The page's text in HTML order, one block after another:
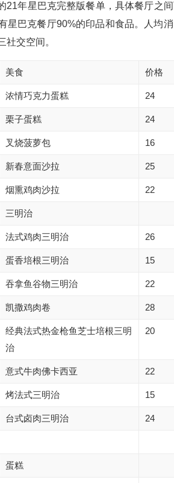
21年星巴克完整版餐单，具体餐厅之
星巴克餐厅90%的印品和食品。人均
交空间。
美食 价格
浓情巧克力蛋糕 24
栗子蛋糕 24
叉烧菠萝包 16
新春意面沙拉 25
烟熏鸡肉沙拉 22
三明治
法式鸡肉三明治 26
蛋香培根三明治 15
吞拿鱼谷物三明治 22
凯撒鸡肉卷 28
经典法式热金枪鱼芝士培根三明
治
20
意式牛肉佛卡西亚 22
烤法式三明治 15
台式卤肉三明治 24
蛋糕